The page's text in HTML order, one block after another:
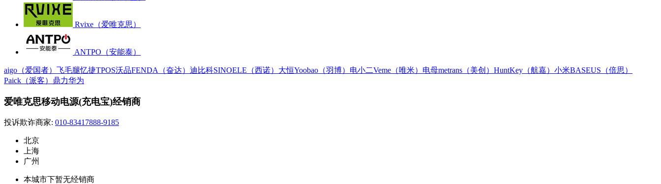
Rvixe（爱唯克思）
ANTPO（安能泰）
aigo（爱国者） 飞毛腿忆捷TPOS沃品FENDA（奋达） 迪比科SINOELE（西诺） 大恒Yoobao（羽博） 电小二Veme（唯米） 电母metrans（美创） HuntKey（航嘉） 小米BASEUS（倍思）
Paick（派客） 鼎力华为
爱唯克思移动电源(充电宝)经销商
投诉欺诈商家: 010-83417888-9185
北京
上海
广州
本城市下暂无经销商